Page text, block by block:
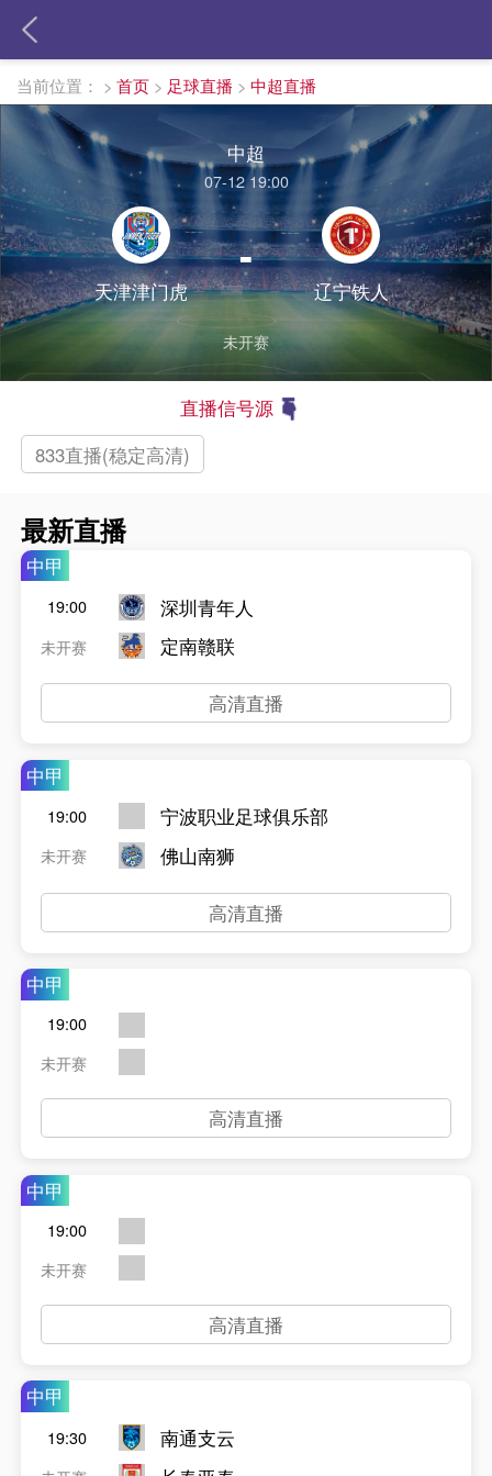
当前位置： > 首页 > 足球直播 > 中超直播
中超
07-12 19:00
天津津门虎
-
辽宁铁人
未开赛
直播信号源
833直播(稳定高清)
最新直播
中甲
19:00
未开赛
深圳青年人
定南赣联
高清直播
中甲
19:00
未开赛
宁波职业足球俱乐部
佛山南狮
高清直播
中甲
19:00
未开赛
高清直播
中甲
19:00
未开赛
高清直播
中甲
19:30
南通支云